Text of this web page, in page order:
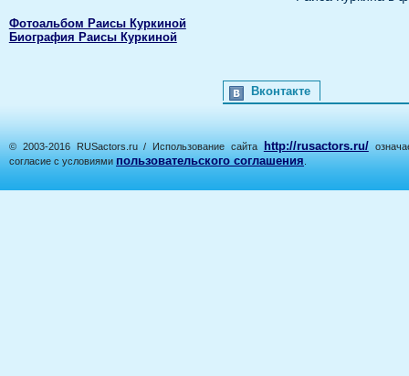
Фотоальбом Раисы Куркиной
Биография Раисы Куркиной
Вконтакте
© 2003-2016 RUSactors.ru / Использование сайта http://rusactors.ru/
согласие с условиями пользовательского соглашения